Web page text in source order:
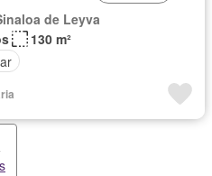
de Leyva
130 m²